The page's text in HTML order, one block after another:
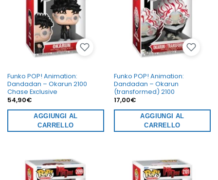
Funko POP! Animation:
Dandadan – Okarun 2100
Chase Exclusive
54,90€
AGGIUNGI AL
CARRELLO
Funko POP! Animation:
Dandadan – Okarun
(transformed) 2100
17,00€
AGGIUNGI AL
CARRELLO